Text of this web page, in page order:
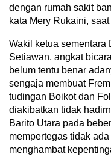
dengan rumah sakit
kata Mery Rukaini,
Wakil ketua sementara
Setiawan, angkat
belum tentu benar
sengaja membuat
tudingan Boikot dan
diakibatkan tidak
Barito Utara pada
mempertegas tidak
menghambat